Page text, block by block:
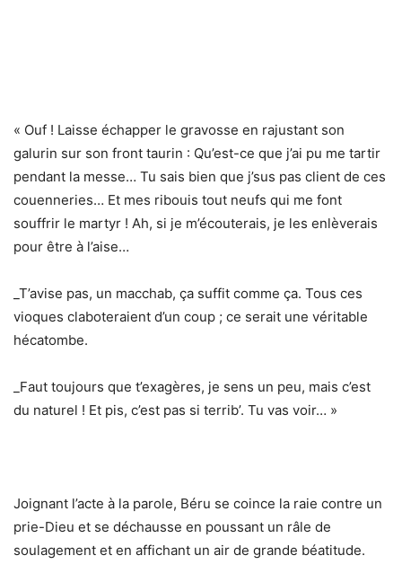
« Ouf ! Laisse échapper le gravosse en rajustant son
galurin sur son front taurin : Qu’est-ce que j’ai pu me tartir
pendant la messe… Tu sais bien que j’sus pas client de ces
couenneries… Et mes ribouis tout neufs qui me font
souffrir le martyr ! Ah, si je m’écouterais, je les enlèverais
pour être à l’aise…
_T’avise pas, un macchab, ça suffit comme ça. Tous ces
vioques claboteraient d’un coup ; ce serait une véritable
hécatombe.
_Faut toujours que t’exagères, je sens un peu, mais c’est
du naturel ! Et pis, c’est pas si terrib’. Tu vas voir… »
Joignant l’acte à la parole, Béru se coince la raie contre un
prie-Dieu et se déchausse en poussant un râle de
soulagement et en affichant un air de grande béatitude.